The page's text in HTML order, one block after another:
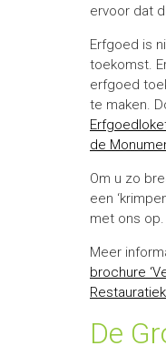
ervoor dat
Erfgoed is
toekomst.
erfgoed
te maken.
de
Om u zo
een
met ons op.
Meer
brochure
De